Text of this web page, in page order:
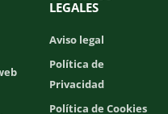
LEGALES
Aviso legal
Política de
Privacidad
Política de Cookies